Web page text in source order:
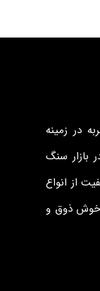
در زمینه
بازار سنگ
از انواع
خوش ذوق و